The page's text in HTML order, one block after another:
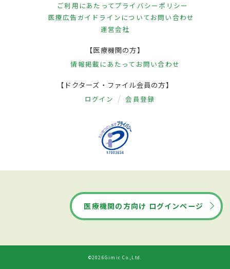
ご利用にあたってプライバシーポリシー
医療広告ガイドラインについてお問い合わせ
運営会社
【医療機関の方】
情報掲載にあたって お問い合わせ
【ドクターズ・ファイル会員の方】
ログイン 会員登録
医療機関の方向け ログインページ
©2026Gimic Co.,Ltd.